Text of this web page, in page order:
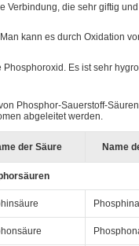
Verbindung, die sehr giftig
kann es durch Oxidation
Phosphoroxid. Es ist sehr
Phosphor-Sauerstoff-
abgeleitet werden.
der Säure Name